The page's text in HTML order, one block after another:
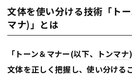
文体を使い分ける技術「ト
マナ)」とは
「トーン＆マナー(以下、 トンマナ
文体を正しく把握し、使い分ける